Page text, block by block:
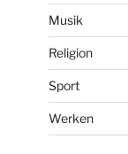
Musik
Religion
Sport
Werken